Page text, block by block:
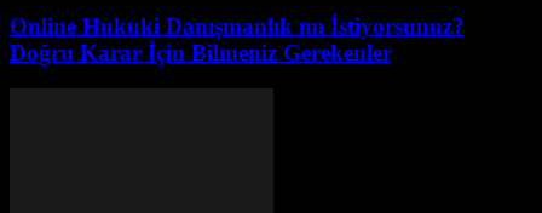
Online Hukuki Danışmanlık mı İstiyorsunuz?
Doğru Karar İçin Bilmeniz Gerekenler